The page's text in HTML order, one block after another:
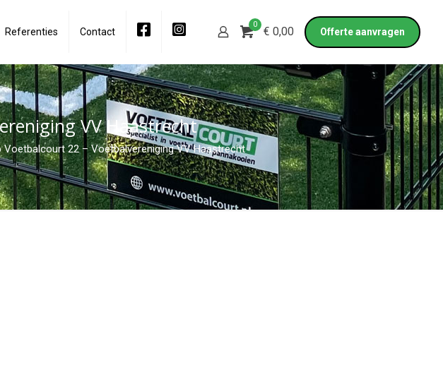
Referenties Contact
0
€ 0,00 Offerte aanvragen
VV Haastrecht
Voetbalcourt 22 – Voetbalvereniging VV Haastrecht